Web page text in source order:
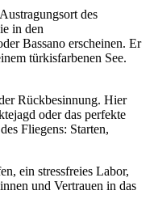
des
in den
Bassano erscheinen. Er
türkisfarbenen See.
Rückbesinnung. Hier
oder das perfekte
Fliegens: Starten,
ein stressfreies Labor,
und Vertrauen in das